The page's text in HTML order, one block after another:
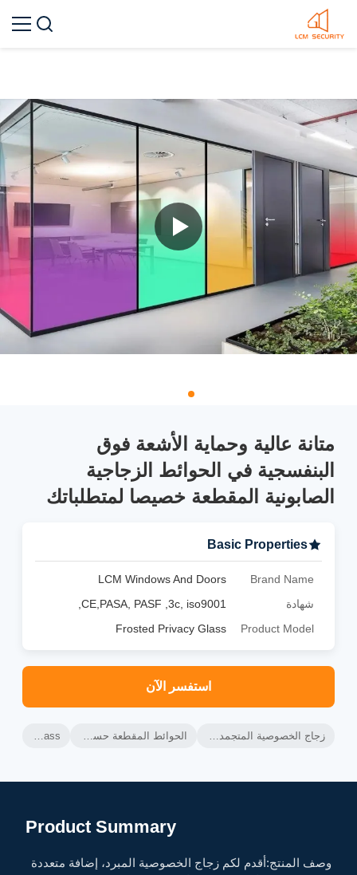
متانة عالية وحماية الأشعة فوق
البنفسجية في الحوائط الزجاجية
الصابونية المقطعة خصيصا لمتطلباتك
Basic Properties
Brand Name
LCM Windows And Doors
شهادة
CE,PASA, PASF ,3c, iso9001,
Product Model
Frosted Privacy Glass
استفسر الآن
زجاج الخصوصية المتجمد الشفاف غير الشفاف,جاذبية جمالية زجاج الخصوصية المتجمد,الزجاج المتجمد المحطم بالحمض الحوائط المقطعة حسب الطلب,الحماية من الأشعة فوق البنفسجية,الحوائط الزجاجية الساتينية عالية الصمود Acid Etched Frosted Glass
Product Summary
وصف المنتج:أقدم لكم زجاج الخصوصية المبرد، إضافة متعددة